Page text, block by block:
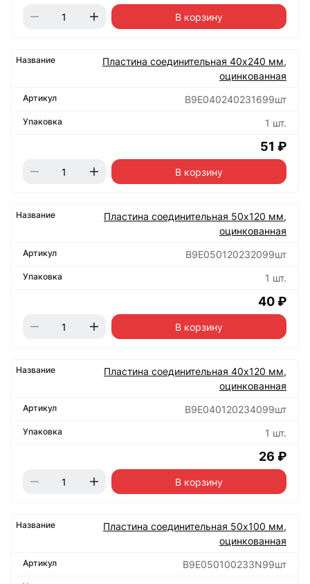
В корзину
Пластина соединительная 40х240 мм,
оцинкованная
B9E040240231699шт
1 шт.
51 ₽
В корзину
Пластина соединительная 50х120 мм,
оцинкованная
B9E050120232099шт
1 шт.
40 ₽
В корзину
Пластина соединительная 40х120 мм,
оцинкованная
B9E040120234099шт
1 шт.
26 ₽
В корзину
Пластина соединительная 50х100 мм,
оцинкованная
B9E050100233N99шт